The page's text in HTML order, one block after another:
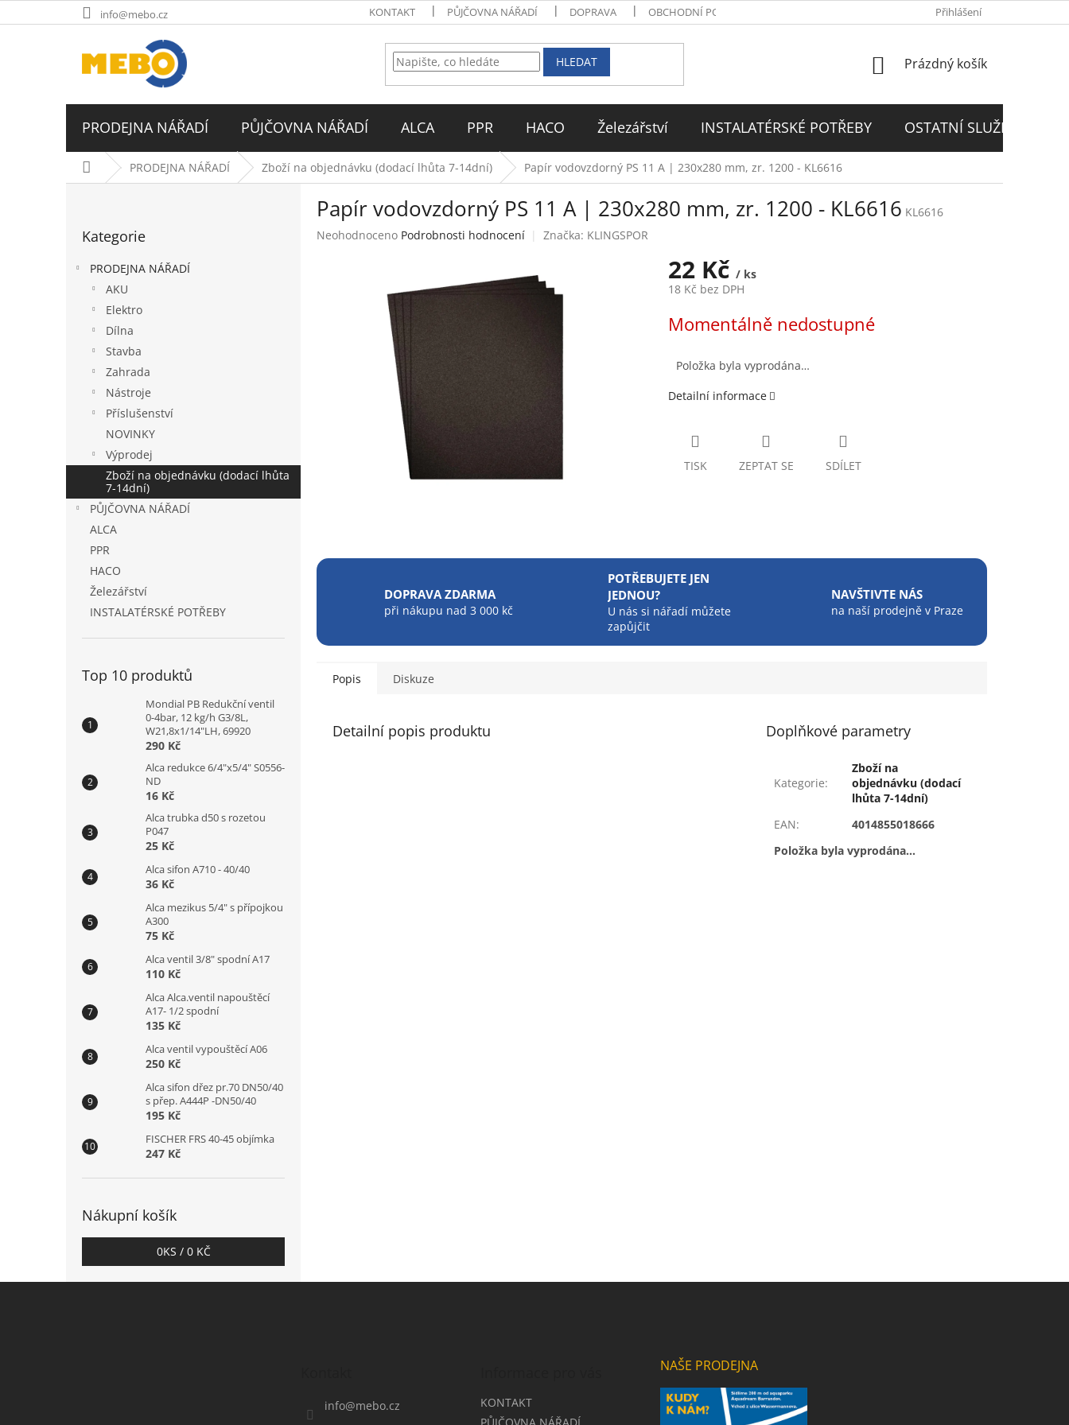
na
info@mebo.cz KONTAKT PŮJČOVNA NÁŘADÍ DOPRAVA OBCHODNÍ PODMÍNKY Přihlášení
HLEDAT
NÁKUPNÍ
Prázdný košík
PRODEJNA NÁŘADÍ PŮJČOVNA NÁŘADÍ ALCA PPR HACO Železářství INSTALATÉRSKÉ POTŘEBY OSTATNÍ SLUŽBY
Domů PRODEJNA NÁŘADÍ Zboží na objednávku (dodací lhůta 7-14dní) Papír vodovzdorný PS 11 A | 230x280 mm, zr. 1200 - KL6616
kategorie
Kategorie
PRODEJNA NÁŘADÍ
AKU
Elektro
Dílna
Stavba
Zahrada
Nástroje
Příslušenství
NOVINKY
Výprodej
Zboží na objednávku (dodací lhůta
7-14dní)
PŮJČOVNA NÁŘADÍ
ALCA
PPR
HACO
Železářství
INSTALATÉRSKÉ POTŘEBY
Top 10 produktů
Mondial PB Redukční ventil
0-4bar, 12 kg/h G3/8L,
W21,8x1/14"LH, 69920
290 Kč
Alca redukce 6/4"x5/4" S0556-
ND
16 Kč
Alca trubka d50 s rozetou
P047
25 Kč
Alca sifon A710 - 40/40
36 Kč
Alca mezikus 5/4" s přípojkou
A300
75 Kč
Alca ventil 3/8" spodní A17
110 Kč
Alca Alca.ventil napouštěcí
A17- 1/2 spodní
135 Kč
Alca ventil vypouštěcí A06
250 Kč
Alca sifon dřez pr.70 DN50/40
s přep. A444P -DN50/40
195 Kč
FISCHER FRS 40-45 objímka
247 Kč
Nákupní košík
0KS / 0 KČ
Papír vodovzdorný PS 11 A | 230x280 mm, zr. 1200 - KL6616 KL6616
Průměrné
Neohodnoceno Podrobnosti hodnocení Značka: KLINGSPOR
22 Kč / ks
18 Kč bez DPH
cena:
Momentálně nedostupné
Položka byla vyprodána…
Detailní informace
TISK ZEPTAT SE SDÍLET
DOPRAVA ZDARMA
při nákupu nad 3 000 kč
POTŘEBUJETE JEN
JEDNOU?
U nás si nářadí můžete
zapůjčit
NAVŠTIVTE NÁS
na naší prodejně v Praze
Popis Diskuze
Detailní popis produktu Doplňkové parametry
Kategorie:
Zboží na
objednávku (dodací
lhůta 7-14dní)
EAN:
4014855018666
Položka byla vyprodána…
info@mebo.cz
KONTAKT
NAŠE PRODEJNA